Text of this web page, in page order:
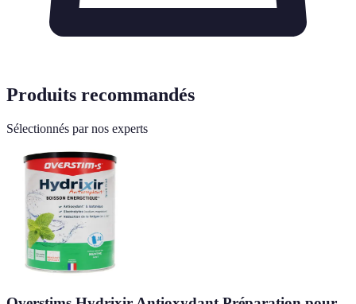
Produits recommandés
Sélectionnés par nos experts